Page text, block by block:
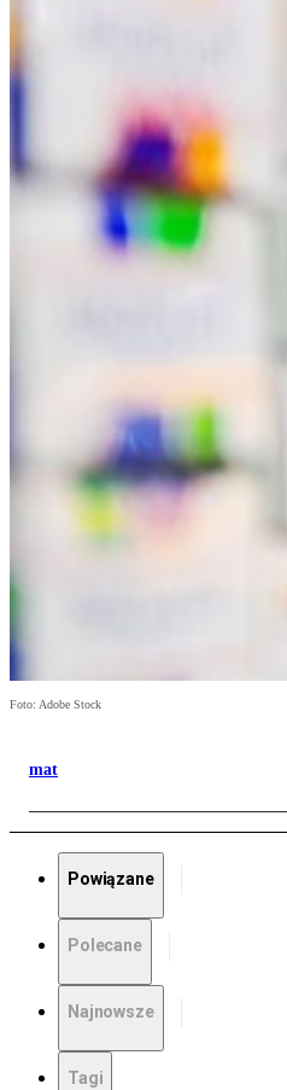
Foto: Adobe Stock
mat
Powiązane
Polecane
Najnowsze
Tagi